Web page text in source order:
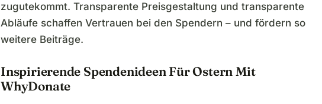
zugutekommt. Transparente Preisgestaltung und transparente
Abläufe schaffen Vertrauen bei den Spendern – und fördern so
weitere Beiträge.
Inspirierende Spendenideen Für Ostern Mit
WhyDonate